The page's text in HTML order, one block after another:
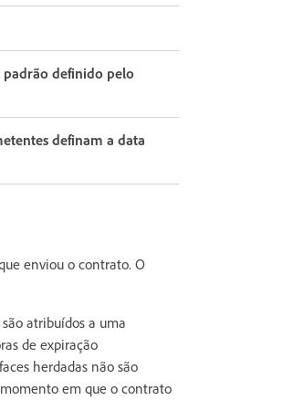
definido pelo
definam a data
enviou o contrato. O
são atribuídos a uma
de expiração
herdadas não são
em que o contrato